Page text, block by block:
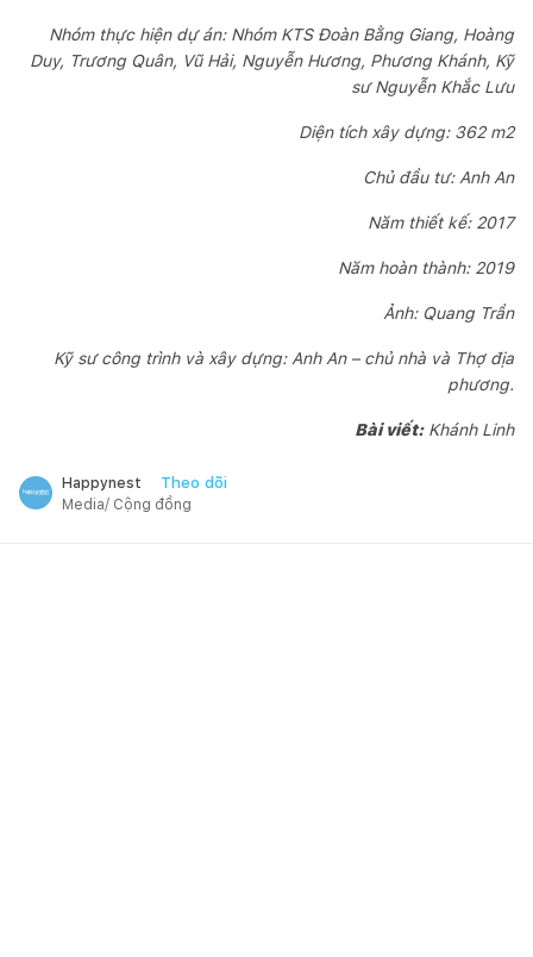
Nhóm thực hiện dự án: Nhóm KTS Đoàn Bằng Giang, Hoàng
Duy, Trương Quân, Vũ Hải, Nguyễn Hương, Phương Khánh, Kỹ
sư Nguyễn Khắc Lưu
Diện tích xây dựng: 362 m2
Chủ đầu tư: Anh An
Năm thiết kế: 2017
Năm hoàn thành: 2019
Ảnh: Quang Trần
Kỹ sư công trình và xây dựng: Anh An – chủ nhà và Thợ địa
phương.
Bài viết:Khánh Linh
Happynest Theo dõi
Media/ Cộng đồng